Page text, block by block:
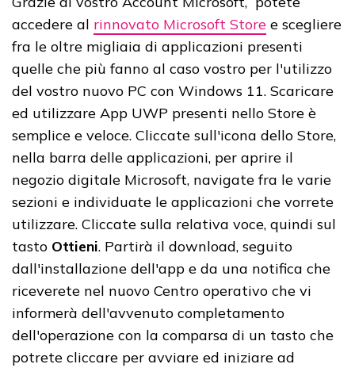
accedere al rinnovato Microsoft Store e scegliere
fra le oltre migliaia di applicazioni presenti
quelle che più fanno al caso vostro per l'utilizzo
del vostro nuovo PC con Windows 11. Scaricare
ed utilizzare App UWP presenti nello Store è
semplice e veloce. Cliccate sull'icona dello Store,
nella barra delle applicazioni, per aprire il
negozio digitale Microsoft, navigate fra le varie
sezioni e individuate le applicazioni che vorrete
utilizzare. Cliccate sulla relativa voce, quindi sul
tasto Ottieni. Partirà il download, seguito
dall'installazione dell'app e da una notifica che
riceverete nel nuovo Centro operativo che vi
informerà dell'avvenuto completamento
dell'operazione con la comparsa di un tasto che
potrete cliccare per avviare ed iniziare ad